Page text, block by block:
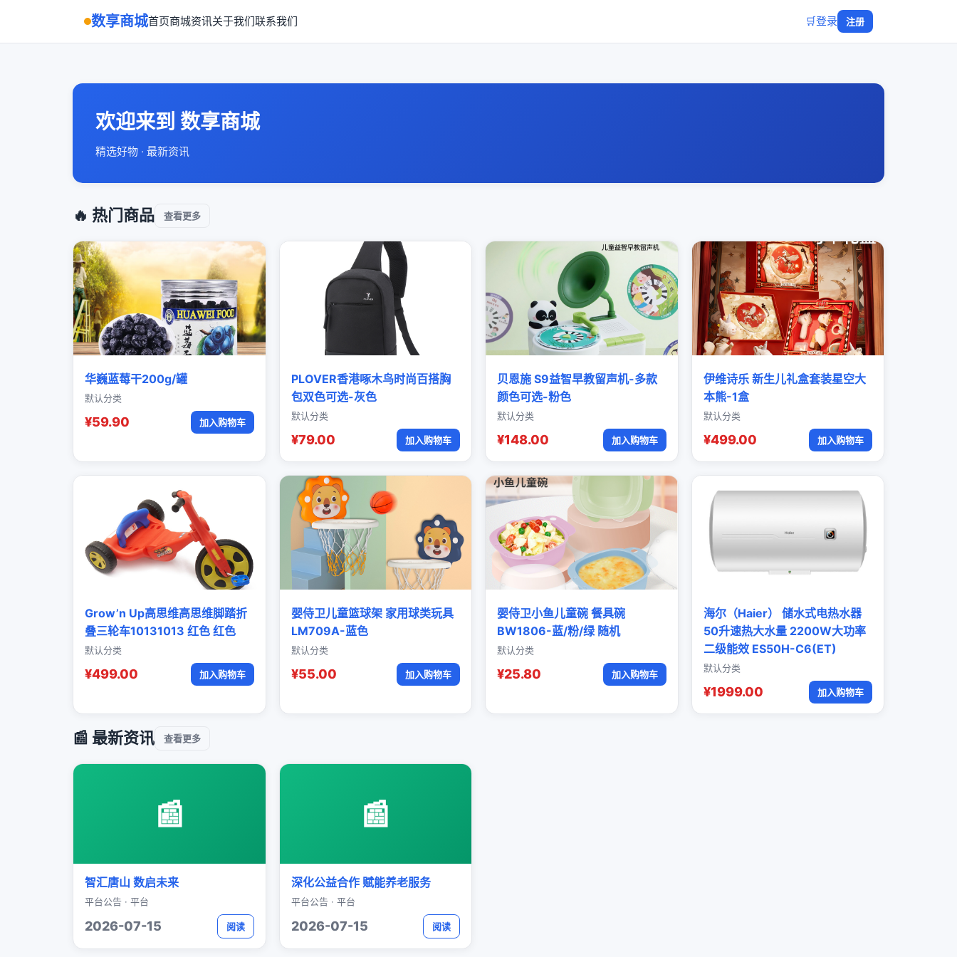
数享商城首页商城资讯关于我们联系我们 🛒登录 注册
欢迎来到 数享商城
精选好物 · 最新资讯
🔥 热门商品 查看更多
华巍蓝莓干200g/罐
默认分类
¥59.90 加入购物车
PLOVER香港啄木鸟时尚百搭胸
包双色可选-灰色
默认分类
¥79.00 加入购物车
贝恩施 S9益智早教留声机-多款
颜色可选-粉色
默认分类
¥148.00 加入购物车
伊维诗乐 新生儿礼盒套装星空大
本熊-1盒
默认分类
¥499.00 加入购物车
Grow’n Up高思维高思维脚踏折
叠三轮车10131013 红色 红色
默认分类
¥499.00 加入购物车
婴侍卫儿童篮球架 家用球类玩具
LM709A-蓝色
默认分类
¥55.00 加入购物车
婴侍卫小鱼儿童碗 餐具碗
BW1806-蓝/粉/绿 随机
默认分类
¥25.80 加入购物车
海尔（Haier） 储水式电热水器
50升速热大水量 2200W大功率
二级能效 ES50H-C6(ET)
默认分类
¥1999.00 加入购物车
📰 最新资讯 查看更多
📰
智汇唐山 数启未来
平台公告 · 平台
2026-07-15 阅读
📰
深化公益合作 赋能养老服务
平台公告 · 平台
2026-07-15 阅读